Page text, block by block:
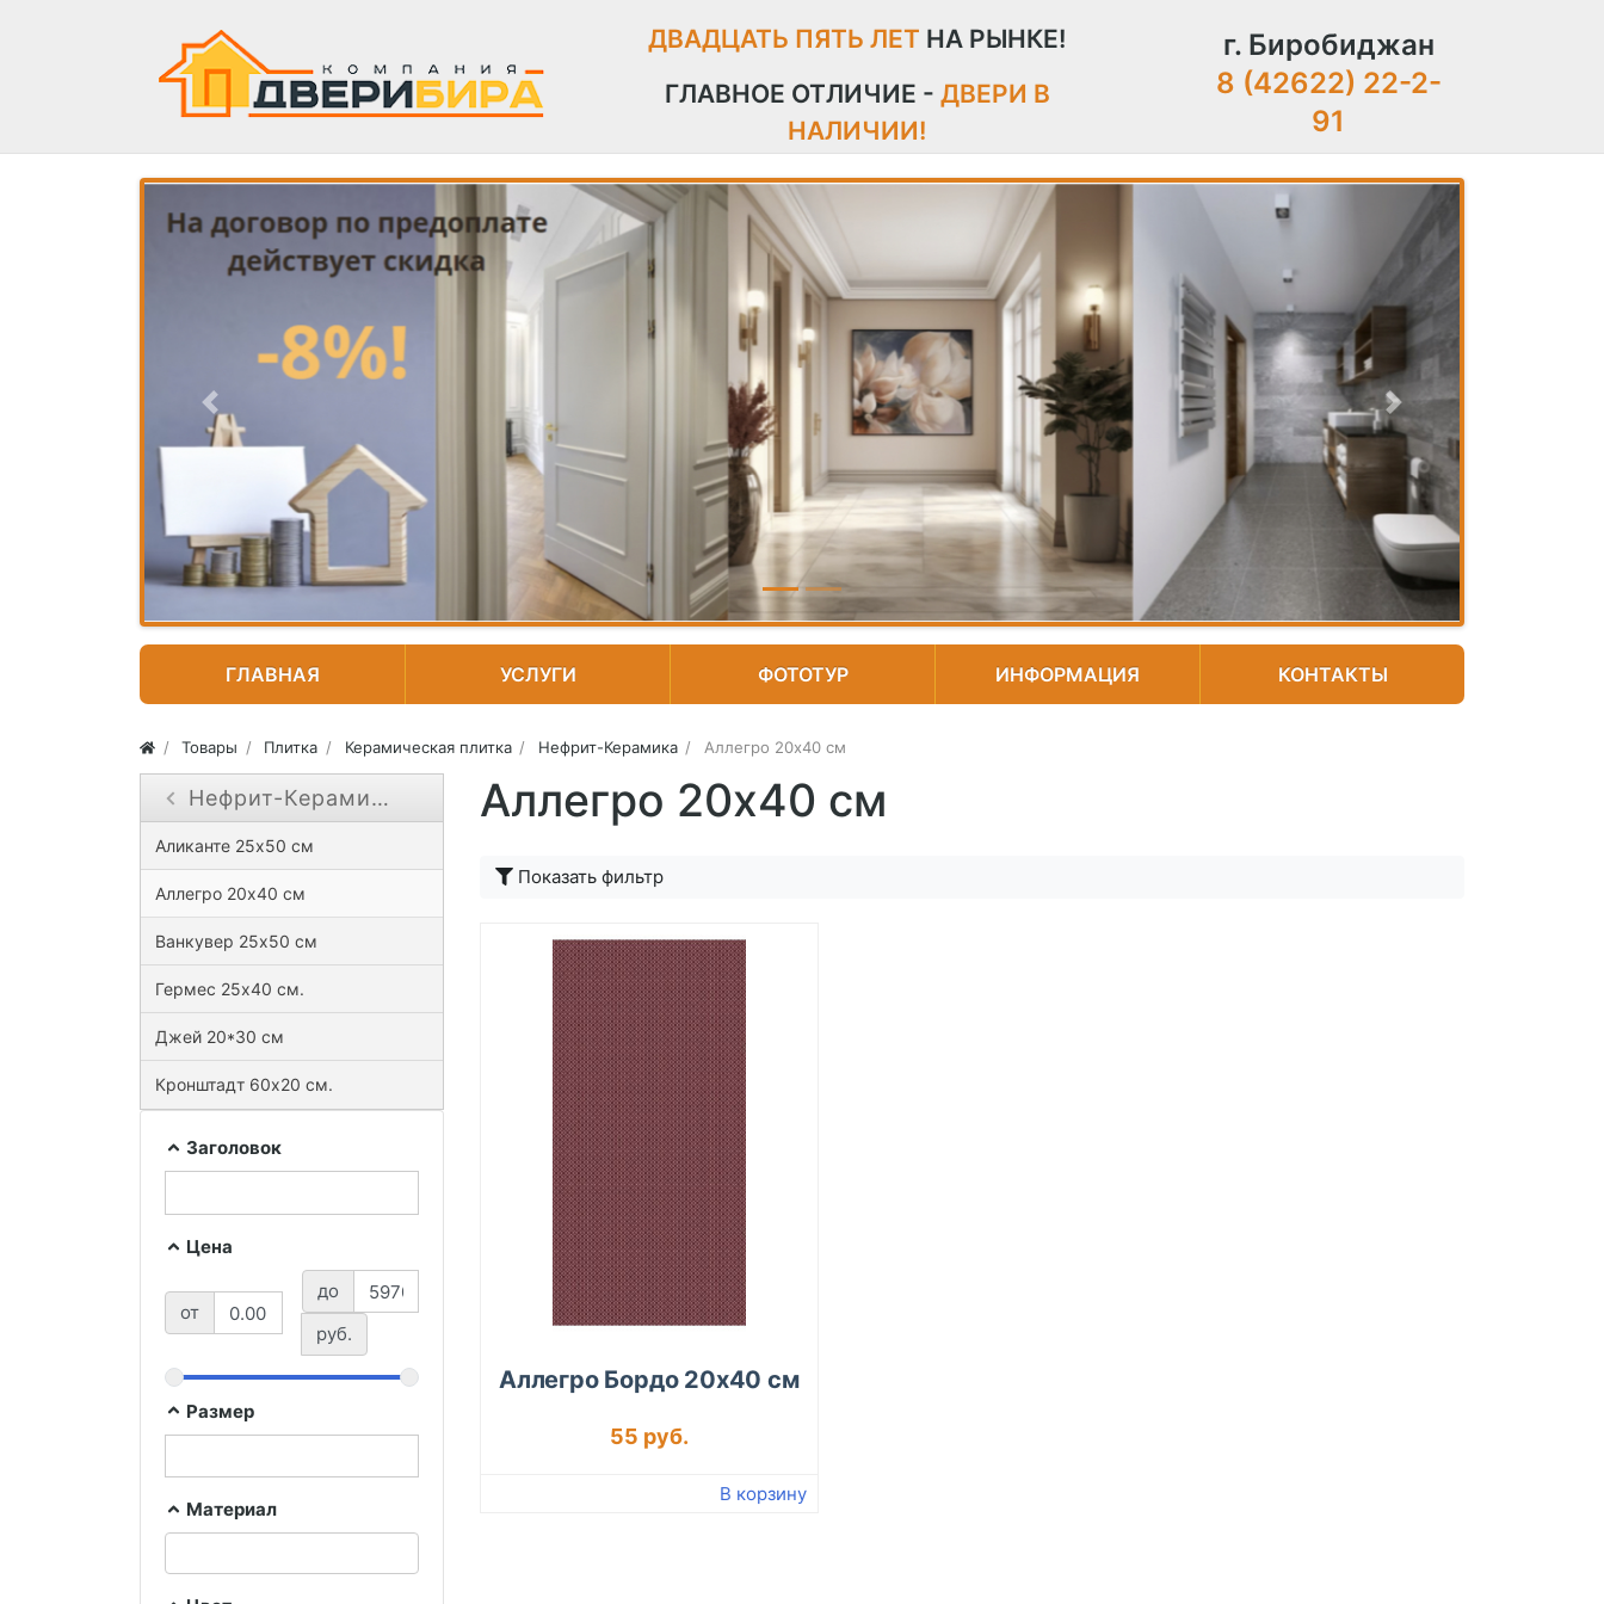
ДВАДЦАТЬ ПЯТЬ ЛЕТ НА РЫНКЕ!
ГЛАВНОЕ ОТЛИЧИЕ - ДВЕРИ В
НАЛИЧИИ!
г. Биробиджан
8 (42622) 22-2-
91
ГЛАВНАЯ УСЛУГИ ФОТОТУР ИНФОРМАЦИЯ КОНТАКТЫ
Товары Плитка Керамическая плитка Нефрит-Керамика Аллегро 20х40 см
Close submenu ( Нефрит-Керамика )
Нефрит-Керамика
Аликанте 25х50 см
Аллегро 20х40 см
Ванкувер 25х50 см
Гермес 25х40 см.
Джей 20*30 см
Кронштадт 60х20 см.
Заголовок
Цена
от
до
руб.
Размер
Материал
Аллегро 20х40 см
Показать фильтр
Аллегро Бордо 20х40 см
55 руб.
В корзину